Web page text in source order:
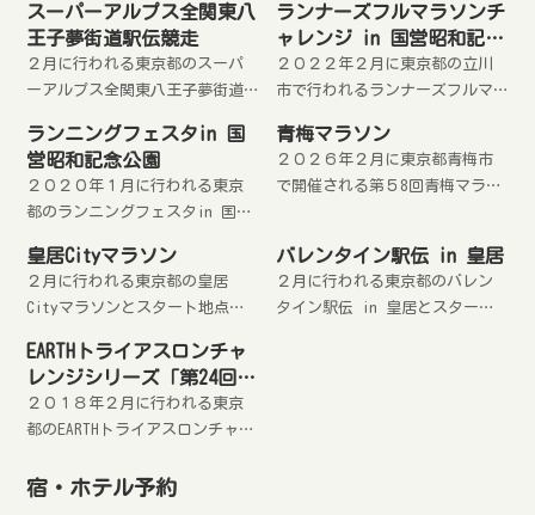
ィークデーマラソン」要綱とス
タート地点周辺のホテルを紹介
します。
ト地点周辺のホテル・旅館を紹
介します。
スーパーアルプス全関東八
王子夢街道駅伝競走
２月に行われる東京都のスーパ
ーアルプス全関東八王子夢街道
ホテルを紹介します。
ランナーズフルマラソンチ
ャレンジ in 国営昭和記念
公園
２０２２年２月に東京都の立川
市で行われるランナーズフルマ
昭和記念公園要綱と周辺のホテ
ル、宿泊施設を紹介します。
ランニングフェスタin 国
営昭和記念公園
２０２０年１月に行われる東京
都のランニングフェスタin 国営
ト地点周辺のホテル・旅館を紹
介します。
青梅マラソン
２０２６年２月に東京都青梅市
で開催される第５8回青梅マラソ
皇居Cityマラソン
２月に行われる東京都の皇居
Cityマラソンとスタート地点周
バレンタイン駅伝 in 皇居
２月に行われる東京都のバレン
タイン駅伝 in 皇居とスタート
EARTHトライアスロンチャ
レンジシリーズ「第24回お
台場ウィークデーマラソ
ン」要綱とスタート地点周
２０１８年２月に行われる東京
都のEARTHトライアスロンチャレ
ィークデーマラソン」要綱とス
宿・ホテル予約